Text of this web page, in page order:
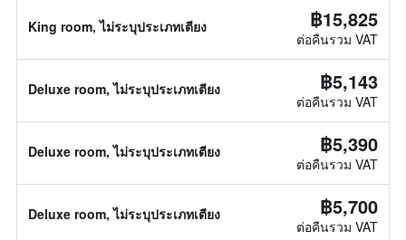
King room, ไม่ระบุประเภทเตียง ฿15,825
ต่อคืนรวม VAT
Deluxe room, ไม่ระบุประเภทเตียง ฿5,143
ต่อคืนรวม VAT
Deluxe room, ไม่ระบุประเภทเตียง ฿5,390
ต่อคืนรวม VAT
Deluxe room, ไม่ระบุประเภทเตียง ฿5,700
ต่อคืนรวม VAT